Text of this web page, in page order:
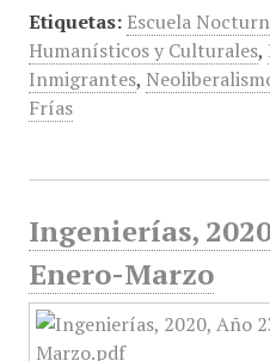
Etiquetas: Escuela
Humanísticos y Culturales,
Inmigrantes,
Frías
Ingenierías,
Enero-Marzo